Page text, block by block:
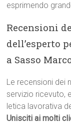
esprimendo
Recensioni
dell’esperto
a Sasso
Le recensioni dei
servizio ricevuto,
letica lavorativa
Unisciti ai molti